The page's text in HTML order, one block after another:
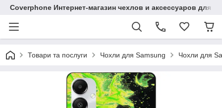
Coverphone Интернет-магазин чехлов и аксессуаров для
Товари та послуги Чохли для Samsung Чохли для